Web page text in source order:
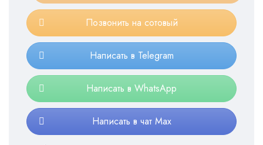
Позвонить на сотовый
Написать в Telegram
Написать в WhatsApp
Написать в чат Max